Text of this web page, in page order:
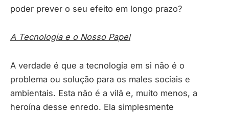
poder prever o seu efeito em longo prazo?
A Tecnologia e o Nosso Papel
A verdade é que a tecnologia em si não é o
problema ou solução para os males sociais e
ambientais. Esta não é a vilã e, muito menos, a
heroína desse enredo. Ela simplesmente